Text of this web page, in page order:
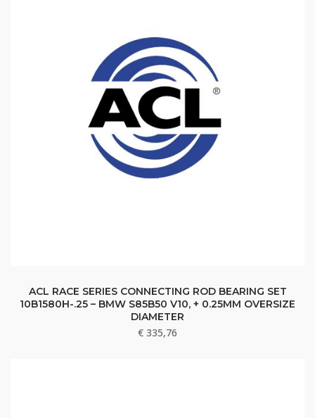
ACL RACE SERIES CONNECTING ROD BEARING SET
10B1580H-.25 – BMW S85B50 V10, + 0.25MM OVERSIZE
DIAMETER
€ 335,76